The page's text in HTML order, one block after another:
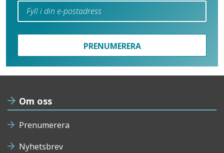
PRENUMERERA
Om oss
Prenumerera
Nyhetsbrev